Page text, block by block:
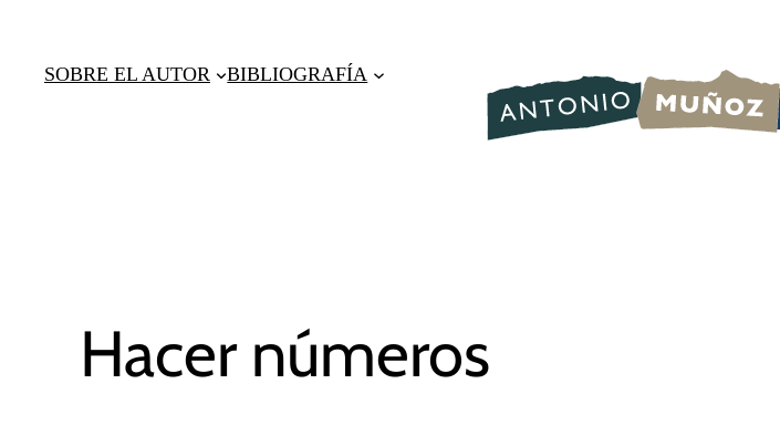
contenido
SOBRE EL AUTOR BIBLIOGRAFÍA
Hacer números